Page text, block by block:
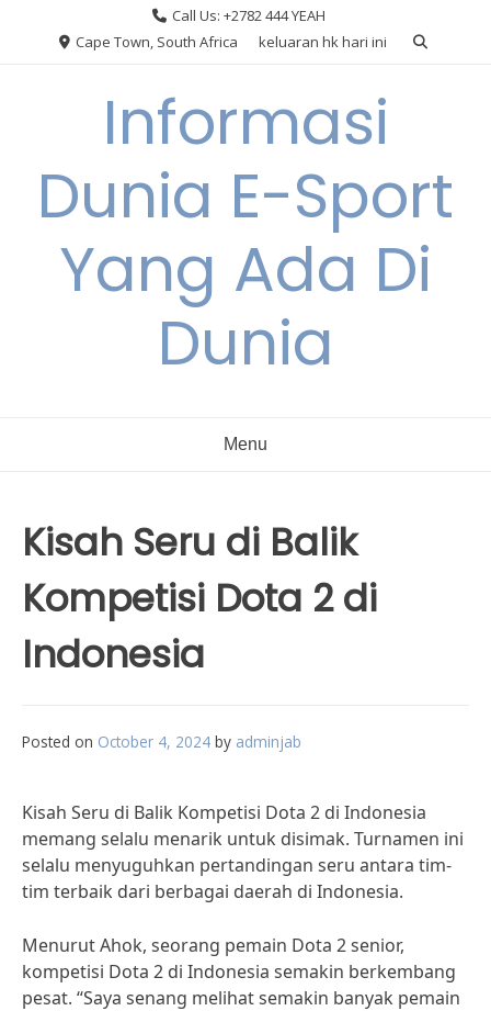
Call Us: +2782 444 YEAH
Cape Town, South Africa
keluaran hk hari ini
Informasi
Dunia E-Sport
Yang Ada Di
Dunia
Menu
Kisah Seru di Balik
Kompetisi Dota 2 di
Indonesia
Posted on October 4, 2024 by adminjab
Kisah Seru di Balik Kompetisi Dota 2 di Indonesia
memang selalu menarik untuk disimak. Turnamen ini
selalu menyuguhkan pertandingan seru antara tim-
tim terbaik dari berbagai daerah di Indonesia.
Menurut Ahok, seorang pemain Dota 2 senior,
kompetisi Dota 2 di Indonesia semakin berkembang
pesat. “Saya senang melihat semakin banyak pemain